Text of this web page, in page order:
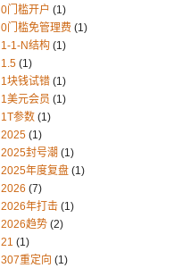
0门槛开户 (1)
0门槛免管理费 (1)
1-1-N结构 (1)
1.5 (1)
1块钱试错 (1)
1美元会员 (1)
1T参数 (1)
2025 (1)
2025封号潮 (1)
2025年度复盘 (1)
2026 (7)
2026年打击 (1)
2026趋势 (2)
21 (1)
307重定向 (1)